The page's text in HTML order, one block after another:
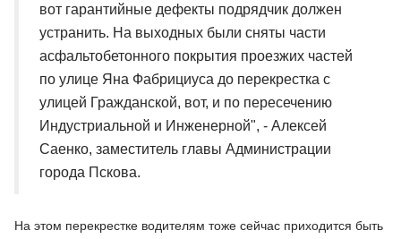
вот гарантийные дефекты подрядчик должен
устранить. На выходных были сняты части
асфальтобетонного покрытия проезжих частей
по улице Яна Фабрициуса до перекрестка с
улицей Гражданской, вот, и по пересечению
Индустриальной и Инженерной", - Алексей
Саенко, заместитель главы Администрации
города Пскова.
На этом перекрестке водителям тоже сейчас приходится быть